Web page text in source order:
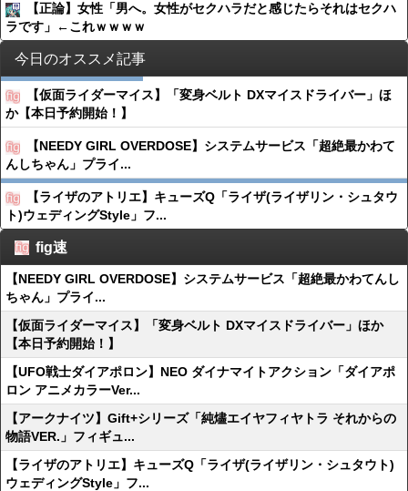
【正論】女性「男へ。女性がセクハラだと感じたらそれはセクハ
ラです」←これｗｗｗｗ
今日のオススメ記事
【仮面ライダーマイス】「変身ベルト DXマイスドライバー」ほ
か【本日予約開始！】
【NEEDY GIRL OVERDOSE】システムサービス「超絶最かわて
んしちゃん」プライ...
【ライザのアトリエ】キューズQ「ライザ(ライザリン・シュタウ
ト)ウェディングStyle」フ...
fig速
【NEEDY GIRL OVERDOSE】システムサービス「超絶最かわてんし
ちゃん」プライ...
【仮面ライダーマイス】「変身ベルト DXマイスドライバー」ほか
【本日予約開始！】
【UFO戦士ダイアポロン】NEO ダイナマイトアクション「ダイアポ
ロン アニメカラーVer...
【アークナイツ】Gift+シリーズ「純燼エイヤフィヤトラ それからの
物語VER.」フィギュ...
【ライザのアトリエ】キューズQ「ライザ(ライザリン・シュタウト)
ウェディングStyle」フ...